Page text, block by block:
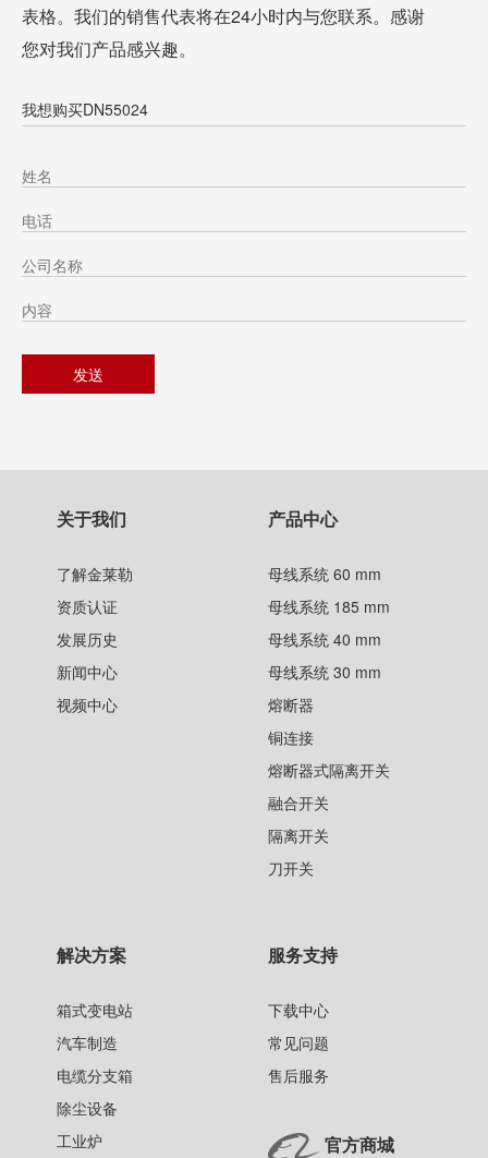
表格。我们的销售代表将在24小时内与您联系。感谢
您对我们产品感兴趣。
我想购买DN55024
关于我们
了解金莱勒
资质认证
发展历史
新闻中心
视频中心
产品中心
母线系统 60 mm
母线系统 185 mm
母线系统 40 mm
母线系统 30 mm
熔断器
铜连接
熔断器式隔离开关
融合开关
隔离开关
刀开关
解决方案
箱式变电站
汽车制造
电缆分支箱
除尘设备
工业炉
服务支持
下载中心
常见问题
售后服务
官方商城